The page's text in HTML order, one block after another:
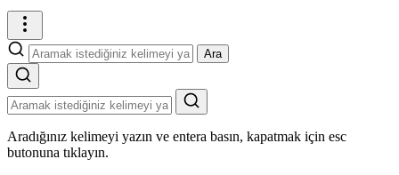
Ara
Aradığınız kelimeyi yazın ve entera basın, kapatmak için esc
butonuna tıklayın.